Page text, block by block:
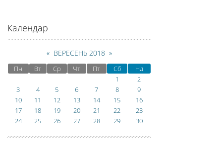
Календар
« ВЕРЕСЕНЬ 2018 »
Пн Вт Ср Чт Пт Сб
Нд
1
2
3
4 5 6 7 8
9
10
11 12 13 14 15
16
17
18 19 20 21 22
23
24
25 26 27 28 29 30